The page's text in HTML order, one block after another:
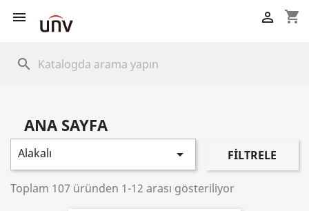
 shopping_cart

search
ANA SAYFA
Alakalı  FILTRELE
Toplam 107 üründen 1-12 arası gösteriliyor